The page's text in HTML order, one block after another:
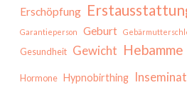
Erschöpfung
Garantieperson Geburt
Gesundheit Gewicht Hebamme
Hormone Hypnobirthing